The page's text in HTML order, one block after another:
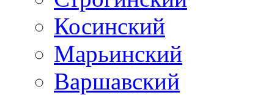
Косинский
Марьинский
Варшавский